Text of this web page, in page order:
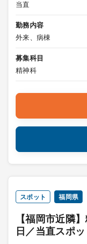
当直
勤務内容
外来、病棟
募集科目
精神科
スポット 福岡県
【福岡市近隣
日／当直スポ